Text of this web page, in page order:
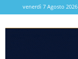
venerdì 7 Agosto 2026